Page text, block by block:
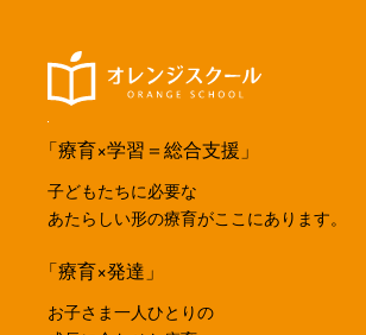
「療育×学習＝総合支援」
子どもたちに必要な
あたらしい形の療育がここにあります。
「療育×発達」
お子さま一人ひとりの